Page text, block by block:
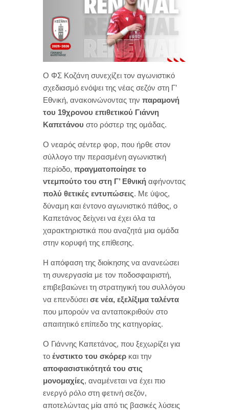
Ο ΦΣ Κοζάνη συνεχίζει τον αγωνιστικό
σχεδιασμό ενόψει της νέας σεζόν στη Γ’
Εθνική, ανακοινώνοντας την παραμονή
του 19χρονου επιθετικού Γιάννη
Καπετάνου στο ρόστερ της ομάδας.
Ο νεαρός σέντερ φορ, που ήρθε στον
σύλλογο την περασμένη αγωνιστική
περίοδο, πραγματοποίησε το
ντεμπούτο του στη Γ’ Εθνική αφήνοντας
πολύ θετικές εντυπώσεις. Με ύψος,
δύναμη και έντονο αγωνιστικό πάθος, ο
Καπετάνος δείχνει να έχει όλα τα
χαρακτηριστικά που αναζητά μια ομάδα
στην κορυφή της επίθεσης.
Η απόφαση της διοίκησης να ανανεώσει
τη συνεργασία με τον ποδοσφαιριστή,
επιβεβαιώνει τη στρατηγική του συλλόγου
να επενδύσει σε νέα, εξελίξιμα ταλέντα
που μπορούν να ανταποκριθούν στο
απαιτητικό επίπεδο της κατηγορίας.
Ο Γιάννης Καπετάνος, που ξεχωρίζει για
το ένστικτο του σκόρερ και την
αποφασιστικότητά του στις
μονομαχίες, αναμένεται να έχει πιο
ενεργό ρόλο στη φετινή σεζόν,
αποτελώντας μία από τις βασικές λύσεις